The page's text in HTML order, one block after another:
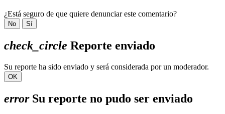
¿Está seguro de que quiere denunciar este comentario?
No Sí
check_circle Reporte enviado
Su reporte ha sido enviado y será considerada por un moderador.
OK
errorSu reporte no pudo ser enviado